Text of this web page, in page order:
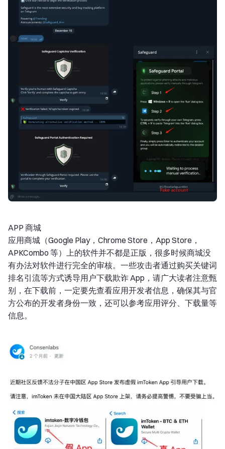
APP 商城
应用商城（Google Play，Chrome Store，App Store，
APKCombo 等）上的软件并不都是正版，很多时候商城没
有办法对软件进行完全的审核。一些攻击者通过购买关键词
排名引流等方式诱导用户下载欺诈 App，请广大读者注意甄
别，在下载前，一定要先查看应用开发者信息，确保其与官
方公布的开发者身份一致，还可以参考应用评分、下载量等
信息。